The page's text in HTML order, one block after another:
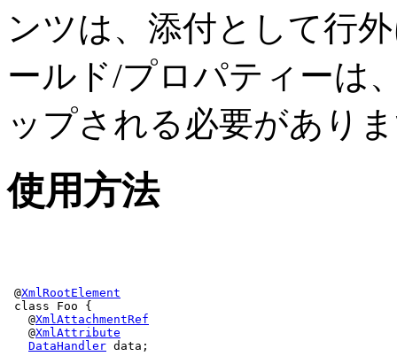
ンツは、添付として行
ールド/プロパティーは
ップされる必要があり
使用方法
@XmlRootElement
class Foo {
   @
XmlAttachmentRef
   @
XmlAttribute
DataHandler data;